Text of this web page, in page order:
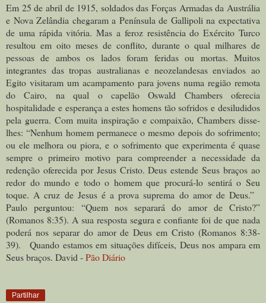
Em 25 de abril de 1915, soldados das Forças Armadas da Austrália
e Nova Zelândia chegaram a Península de Gallipoli na expectativa
de uma rápida vitória. Mas a feroz resistência do Exército Turco
resultou em oito meses de conflito, durante o qual milhares de
pessoas de ambos os lados foram feridas ou mortas. Muitos
integrantes das tropas australianas e neozelandesas enviados ao
Egito visitaram um acampamento para jovens numa região remota
do Cairo, na qual o capelão Oswald Chambers oferecia
hospitalidade e esperança a estes homens tão sofridos e desiludidos
pela guerra. Com muita inspiração e compaixão, Chambers disse-
lhes: “Nenhum homem permanece o mesmo depois do sofrimento;
ou ele melhora ou piora, e o sofrimento que experimenta é quase
sempre o primeiro motivo para compreender a necessidade da
redenção oferecida por Jesus Cristo. Deus estende Seus braços ao
redor do mundo e todo o homem que procurá-lo sentirá o Seu
toque. A cruz de Jesus é a prova suprema do amor de Deus.”
Paulo perguntou: “Quem nos separará do amor de Cristo?”
(Romanos 8:35). A sua resposta segura e confiante foi de que nada
poderá nos separar do amor de Deus em Cristo (Romanos 8:38-
39). Quando estamos em situações difíceis, Deus nos ampara em
Seus braços. David -Pão Diário
Partilhar